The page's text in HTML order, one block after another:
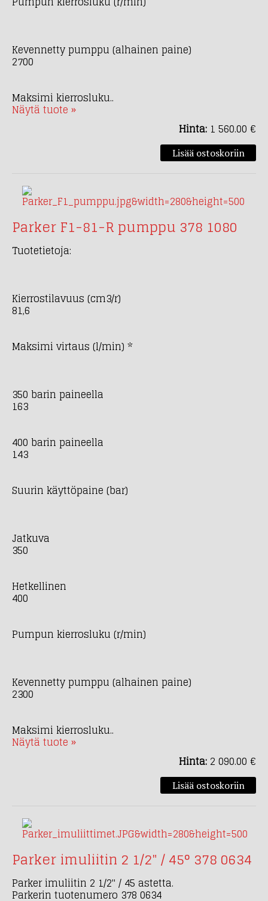
Kevennetty pumppu (alhainen paine)
2700
Maksimi kierrosluku..
Näytä tuote »
Hinta: 1 560.00 €
Parker F1-81-R pumppu 378 1080
Tuotetietoja:
Kierrostilavuus (cm3/r)
81,6
Maksimi virtaus (l/min) *
350 barin paineella
163
400 barin paineella
143
Suurin käyttöpaine (bar)
Jatkuva
350
Hetkellinen
400
Pumpun kierrosluku (r/min)
Kevennetty pumppu (alhainen paine)
2300
Maksimi kierrosluku..
Näytä tuote »
Hinta: 2 090.00 €
Parker imuliitin 2 1/2" / 45° 378 0634
Parker imuliitin 2 1/2" / 45 astetta.
Parkerin tuotenumero 378 0634